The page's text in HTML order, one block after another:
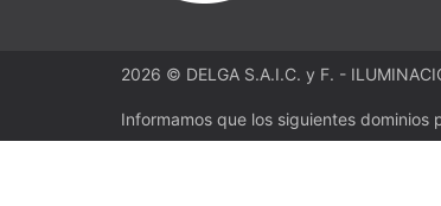
2026 © DELGA S.A.I.C. y F. -
Informamos que los siguientes